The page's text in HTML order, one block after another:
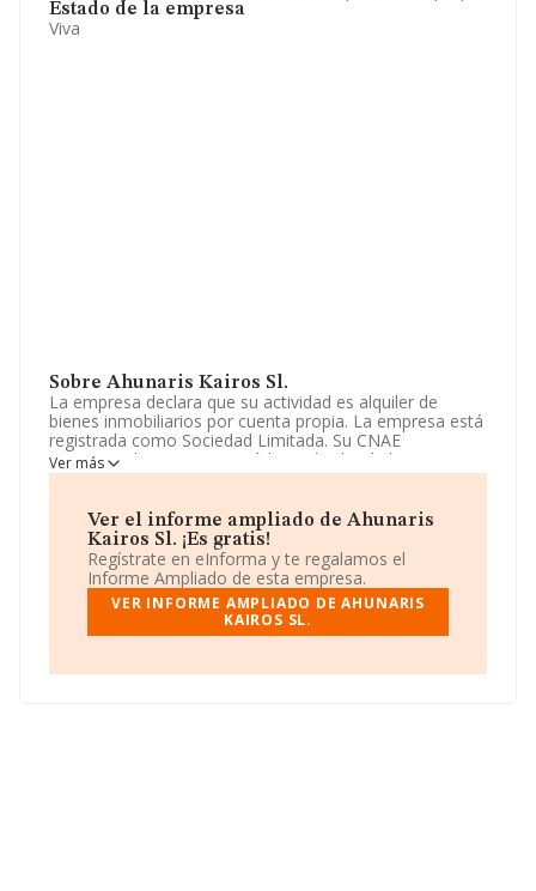
Estado de la empresa
Viva
Sobre Ahunaris Kairos Sl.
La empresa declara que su actividad es alquiler de
bienes inmobiliarios por cuenta propia. La empresa está
registrada como Sociedad Limitada. Su CNAE
corresponde a 6820 con código 'Alquiler de bienes
inmobiliarios por cuenta propia'. La sociedad no tiene
La sociedadAhunaris Kairos S.L
encuentra en Calle Calderon De La Barca núm. 4 Piso 3,
(03670), Monforte Del Cid, en Alicante, Comunidad
Valenciana.
En relación con el sector y disponiendo de los datos de
nacional alcanza los 22.737 millones de euros y se
Ver más
Ver el informe ampliado de Ahunaris
Kairos Sl. ¡Es gratis!
Regístrate en eInforma y te regalamos el
Informe Ampliado de esta empresa.
VER INFORME AMPLIADO DE AHUNARIS
KAIROS SL.